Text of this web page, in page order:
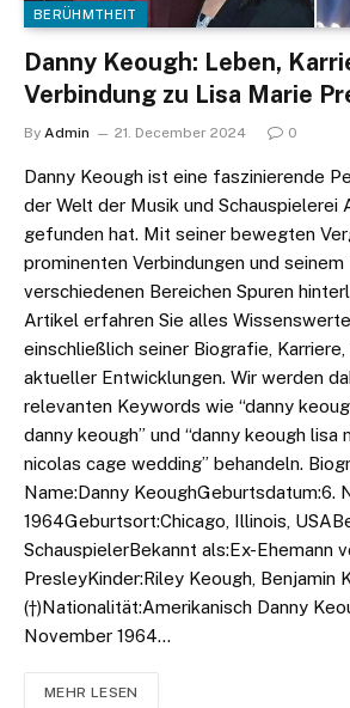
BERÜHMTHEIT
Danny Keough: Leben,
Verbindung zu Lisa Marie
By Admin 21. December 2024 0
Danny Keough ist eine faszinierende
der Welt der Musik und Schauspielerei
gefunden hat. Mit seiner bewegten
prominenten Verbindungen und
verschiedenen Bereichen Spuren
Artikel erfahren Sie alles
einschließlich seiner Biografie,
aktueller Entwicklungen. Wir werden
relevanten Keywords wie “danny
danny keough” und “danny keough lisa
nicolas cage wedding” behandeln.
Name:Danny KeoughGeburtsdatum:6.
1964Geburtsort:Chicago, Illinois,
SchauspielerBekannt als:Ex-Ehemann
PresleyKinder:Riley Keough, Benjamin
(†)Nationalität:Amerikanisch Danny
November 1964…
MEHR LESEN